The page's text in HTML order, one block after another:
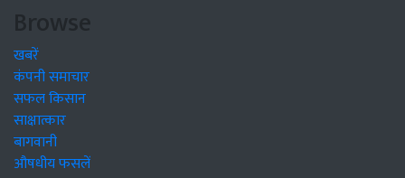
Browse
खबरें
कंपनी समाचार
सफल किसान
साक्षात्कार
बागवानी
औषधीय फसलें